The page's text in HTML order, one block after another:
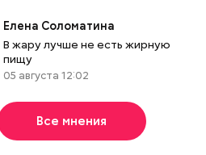
Елена Соломатина
В жару лучше не есть жирную
пищу
05 августа 12:02
Все мнения